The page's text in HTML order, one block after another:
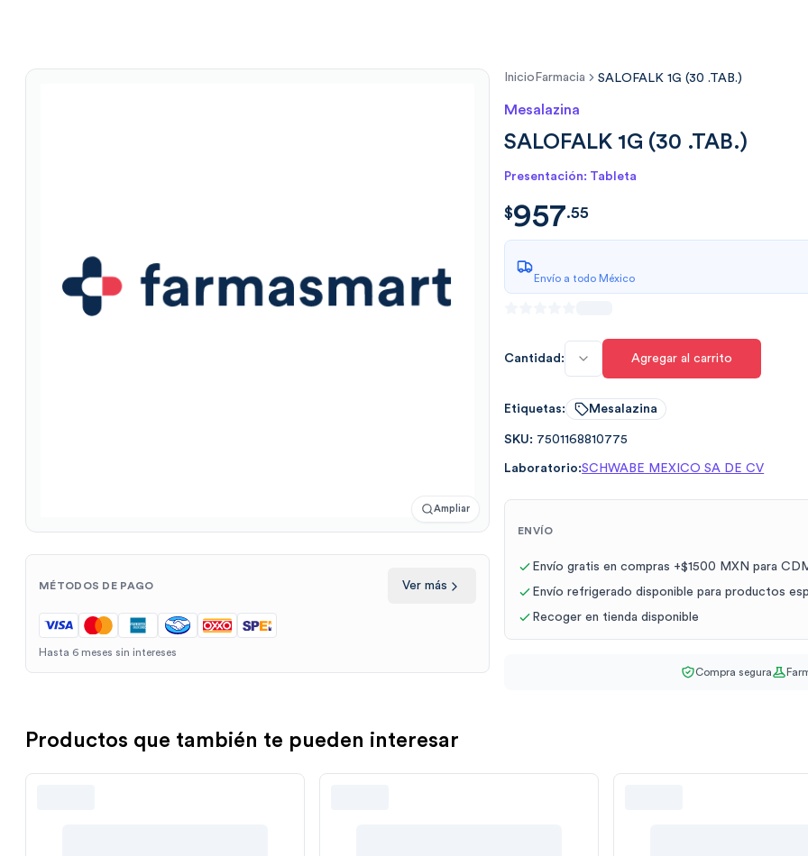
Ampliar
MÉTODOS DE PAGO Ver más
Hasta 6 meses sin intereses
Inicio Farmacia SALOFALK 1G (30 .TAB.)
Mesalazina
SALOFALK 1G (30 .TAB.)
Presentación: Tableta
$957.5507
$957.55
Envío a todo México
Cantidad: Agregar al carrito
Etiquetas: Mesalazina
SKU: 7501168810775
Laboratorio:SCHWABE MEXICO SA DE CV
ENVÍO
Envío gratis en compras +$1500 MXN para
Envío refrigerado disponible para productos
Recoger en tienda disponible
Compra segura
Productos que también te pueden interesar